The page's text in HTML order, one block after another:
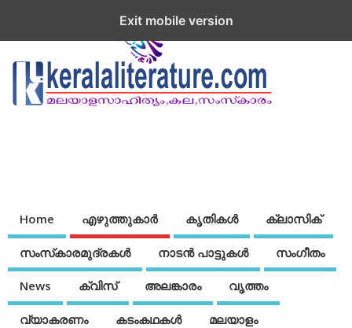
Home എഴുത്തുകാര്‍ കൃതികൾ ക്ലാസിക്
സംസ്‌കാരമുദ്രകള്‍ നാടന്‍ പാട്ടുകള്‍ സംഗീതം
News ക്വിസ് അലങ്കാരം വൃത്തം
വ്യാകരണം കടംകഥകള്‍ മലയാളം
Exit mobile version